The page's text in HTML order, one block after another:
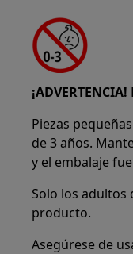
¡ADVERTENCIA!
Piezas
de 3 años.
y el embalaje
Solo los adultos
producto.
Asegúrese de